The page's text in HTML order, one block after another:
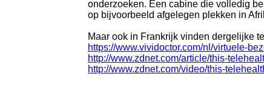
onderzoeken. Een cabine die volledig
op bijvoorbeeld afgelegen plekken in
Maar ook in Frankrijk vinden dergelijke
https://www.vividoctor.com/nl/virtuele-
http://www.zdnet.com/article/this-
http://www.zdnet.com/video/this-